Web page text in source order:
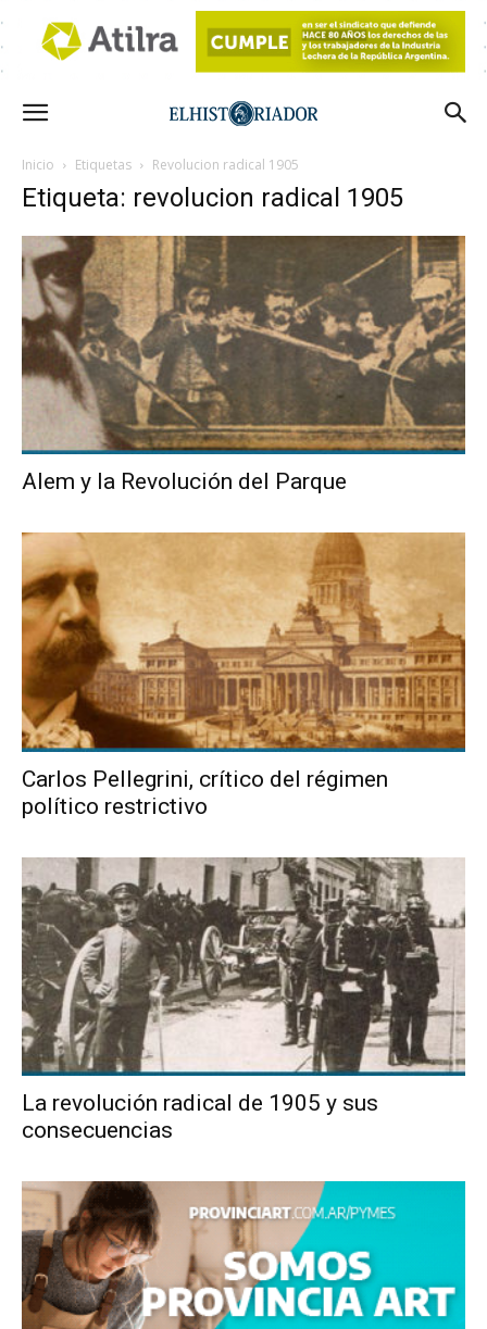
Inicio Etiquetas Revolucion radical 1905
Etiqueta: revolucion radical 1905
Alem y la Revolución del Parque
Carlos Pellegrini, crítico del régimen
político restrictivo
La revolución radical de 1905 y sus
consecuencias